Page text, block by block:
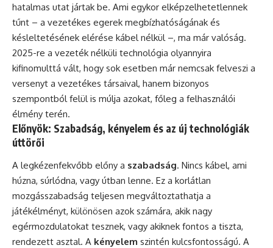
hatalmas utat jártak be. Ami egykor elképzelhetetlennek
tűnt – a vezetékes egerek megbízhatóságának és
késleltetésének elérése kábel nélkül –, ma már valóság.
2025-re a vezeték nélküli technológia olyannyira
kifinomulttá vált, hogy sok esetben már nemcsak felveszi a
versenyt a vezetékes társaival, hanem bizonyos
szempontból felül is múlja azokat, főleg a felhasználói
élmény terén.
Előnyök: Szabadság, kényelem és az új technológiák
úttörői
A legkézenfekvőbb előny a szabadság. Nincs kábel, ami
húzna, súrlódna, vagy útban lenne. Ez a korlátlan
mozgásszabadság teljesen megváltoztathatja a
játékélményt, különösen azok számára, akik nagy
egérmozdulatokat tesznek, vagy akiknek fontos a tiszta,
rendezett asztal. A kényelem szintén kulcsfontosságú. A